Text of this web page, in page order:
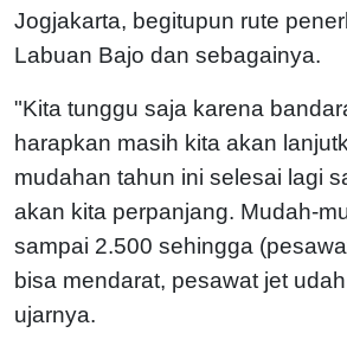
Jogjakarta, begitupun rute
Labuan Bajo dan sebagainya.
"Kita tunggu saja karena
harapkan masih kita akan
mudahan tahun ini selesai lagi
akan kita perpanjang. Mudah-
sampai 2.500 sehingga
bisa mendarat, pesawat jet
ujarnya.